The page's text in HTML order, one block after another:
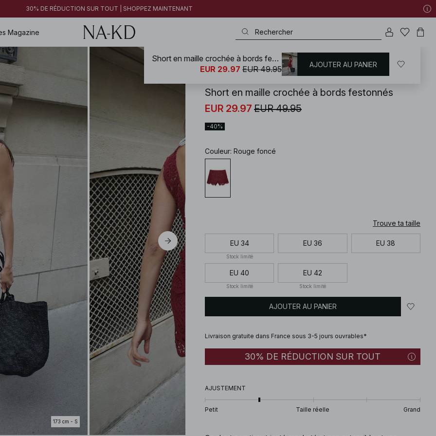
30% DE RÉDUCTION SUR TOUT | SHOPPEZ MAINTENANT
Magazine
173 cm - S
NA-KD / Tenues d'été Ensembles d'été
Short en maille crochée à bords festonnés
EUR 29.97 EUR 49.95
-40%
Couleur: Rouge foncé
Trouve ta taille
EU 34
Stock limité
EU 36 EU 38
EU 40
Stock limité
EU 42
Stock limité
AJOUTER AU PANIER
Livraison gratuite dans France sous 3-5 jours ouvrables*
30% DE RÉDUCTION SUR TOUT
AJUSTEMENT
Petit Taille réelle Grand
Short en maille crochée à bords festonnés
EUR 29.97 EUR 49.95 AJOUTER AU PANIER